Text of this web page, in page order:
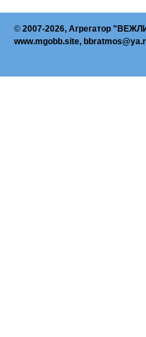
© 2007-2026, Агрегатор
www.mgobb.site,